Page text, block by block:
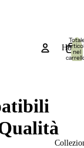
Home
nel
0